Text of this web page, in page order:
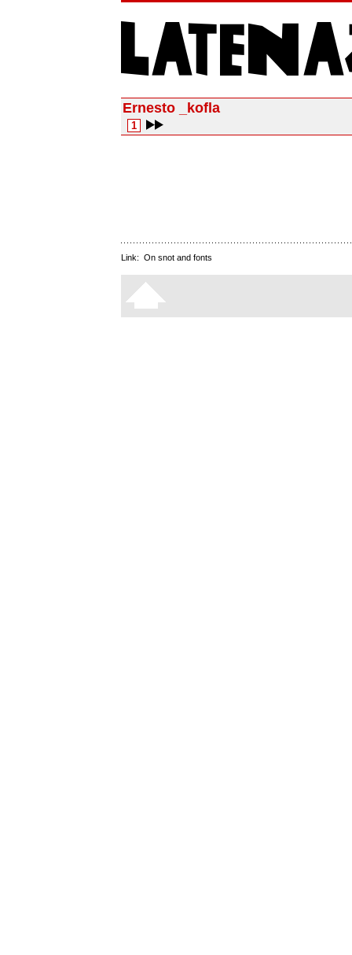
Ernesto _kofla
1
Link: On snot and fonts